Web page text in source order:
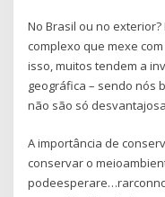
No Brasil ou no
complexo que mexe
isso, muitos tendem a
geográfica – sendo nós
não são só
A importância de
conservar o